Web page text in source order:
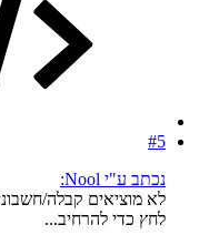
#5
נכתב ע"י Nool:
לא מוציאים קבלה/
לחץ כדי להרחיב...